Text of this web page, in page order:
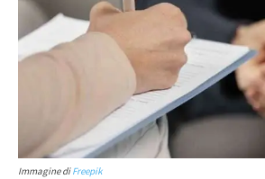
Immagine diFreepik